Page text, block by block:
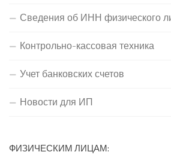
Сведения об ИНН физического
Контрольно-кассовая техника
Учет банковских счетов
Новости для ИП
ФИЗИЧЕСКИМ ЛИЦАМ: